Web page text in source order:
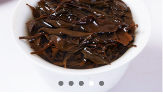
秘境乌金2023年500克